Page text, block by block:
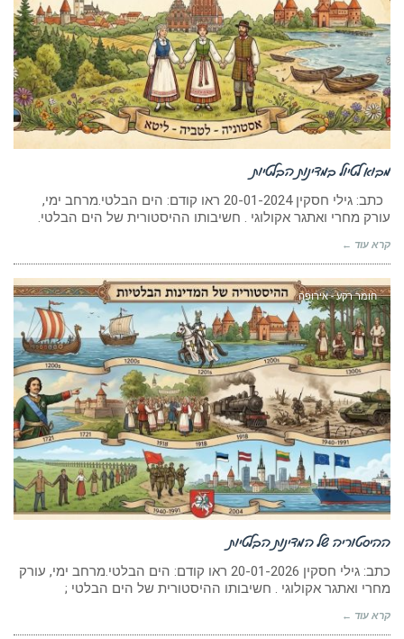
מבוא לטיול במדינות הבלטיות
כתב: גילי חסקין 20-01-2024 ראו קודם: הים הבלטי.מרחב ימי,
עורק מחרי ואתגר אקולוגי . חשיבותו ההיסטורית של הים הבלטי.
קרא עוד ←
חומר רקע - אירופה
ההיסטוריה של המדינות הבלטיות
כתב: גילי חסקין 20-01-2026 ראו קודם: הים הבלטי.מרחב ימי, עורק
מחרי ואתגר אקולוגי . חשיבותו ההיסטורית של הים הבלטי ;
קרא עוד ←